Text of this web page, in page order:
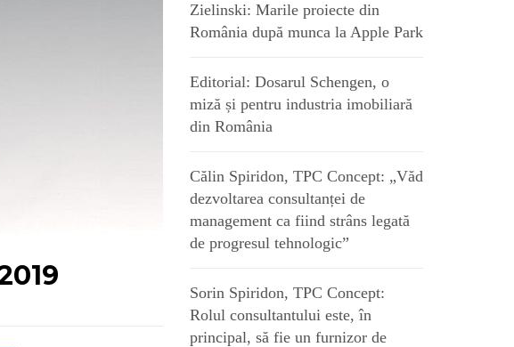
Zielinski: Marile proiecte din
România după munca la Apple Park
Editorial: Dosarul Schengen, o
miză și pentru industria imobiliară
din România
Călin Spiridon, TPC Concept: „Văd
dezvoltarea consultanței de
management ca fiind strâns legată
de progresul tehnologic”
Sorin Spiridon, TPC Concept:
Rolul consultantului este, în
principal, să fie un furnizor de